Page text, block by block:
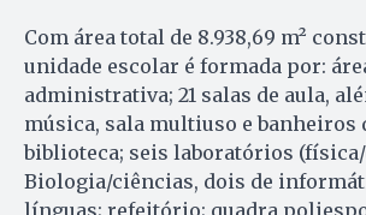
Com área total de 8.938,69 m²
unidade escolar é formada por:
administrativa; 21 salas de aula,
música, sala multiuso e banheiros
biblioteca; seis laboratórios
Biologia/ciências, dois de